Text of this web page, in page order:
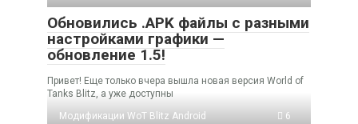
Обновились .APK файлы с разными
настройками графики —
обновление 1.5!
Привет! Еще только вчера вышла новая версия World of
Tanks Blitz, а уже доступны
Модификации WoT Blitz Android
6